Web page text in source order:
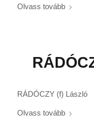
Olvass tovább
RÁDÓCZY (f) László
Olvass tovább